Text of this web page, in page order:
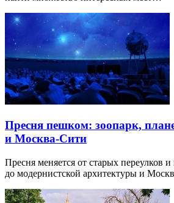
Пресня пешком: зоопарк,
и Москва-Сити
Пресня меняется от старых переулков
до модернистской архитектуры и